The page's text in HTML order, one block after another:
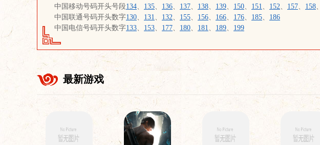
中国移动号码开头号段134、 135、 136、 137、 138、 139、 150、 151、 152、 157、 158、
中国联通号码开头数字130、 131、 132、 155、 156、 166、 176、 185、 186
中国电信号码开头数字133、 153、 177、 180、 181、 189、 199
最新游戏